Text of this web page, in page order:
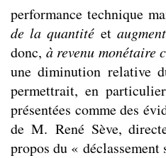
performance technique
de la quantité et
donc, à revenu monétaire
une diminution relative
permettrait, en
présentées comme des
de M. René Sève,
propos du «